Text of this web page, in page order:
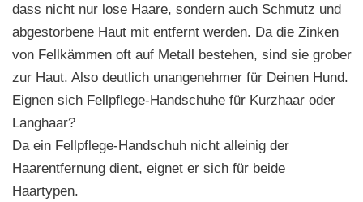
dass nicht nur lose Haare, sondern auch Schmutz und
abgestorbene Haut mit entfernt werden. Da die Zinken
von Fellkämmen oft auf Metall bestehen, sind sie grober
zur Haut. Also deutlich unangenehmer für Deinen Hund.
Eignen sich Fellpflege-Handschuhe für Kurzhaar oder
Langhaar?
Da ein Fellpflege-Handschuh nicht alleinig der
Haarentfernung dient, eignet er sich für beide
Haartypen.